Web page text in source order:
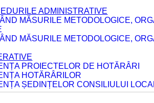
ADMINISTRATIVE
MĂSURILE METODOLOGICE,
MĂSURILE METODOLOGICE,
PROIECTELOR DE HOTĂRÂRI
HOTĂRÂRILOR
ȘEDINȚELOR CONSILIULUI